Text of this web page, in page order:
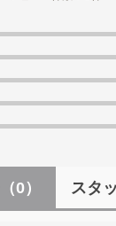
（0） スタ